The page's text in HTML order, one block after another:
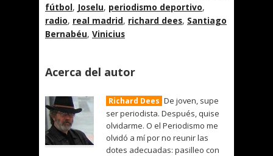
fútbol, Joselu, periodismo deportivo,
radio, real madrid, richard dees, Santiago
Bernabéu, Vinicius
Acerca del autor
Richard Dees De joven, supe
ser periodista. Después, quise
olvidarme. O el Periodismo me
olvidó a mí por no reunir las
dotes adecuadas: pasilleo con